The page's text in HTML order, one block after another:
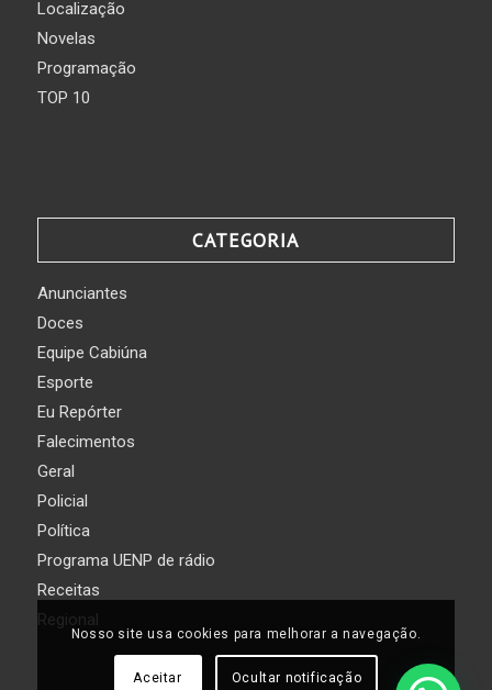
Localização
Novelas
Programação
TOP 10
CATEGORIA
Anunciantes
Doces
Equipe Cabiúna
Esporte
Eu Repórter
Falecimentos
Geral
Policial
Política
Programa UENP de rádio
Receitas
Regional
Nosso site usa cookies para melhorar a navegação.
Aceitar Ocultar notificação